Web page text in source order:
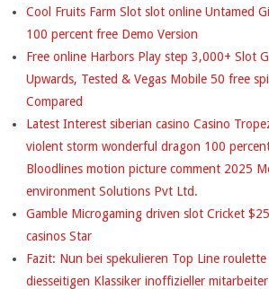
Cool Fruits Farm Slot slot online Untamed
100 percent free Demo Version
Free online Harbors Play step 3,000+ Slot
Upwards, Tested & Vegas Mobile 50 free
Compared
Latest Interest siberian casino Casino
violent storm wonderful dragon 100
Bloodlines motion picture comment 2025
environment Solutions Pvt Ltd.
Gamble Microgaming driven slot Cricket
casinos Star
Fazit: Nun bei spekulieren Top Line
diesseitigen Klassiker inoffizieller